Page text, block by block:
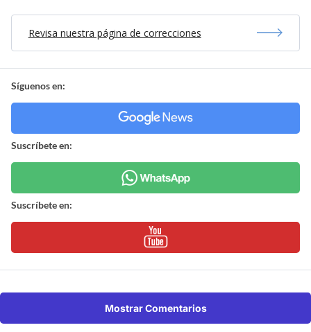
Revisa nuestra página de correcciones
Síguenos en:
Suscríbete en:
Suscríbete en:
Mostrar Comentarios